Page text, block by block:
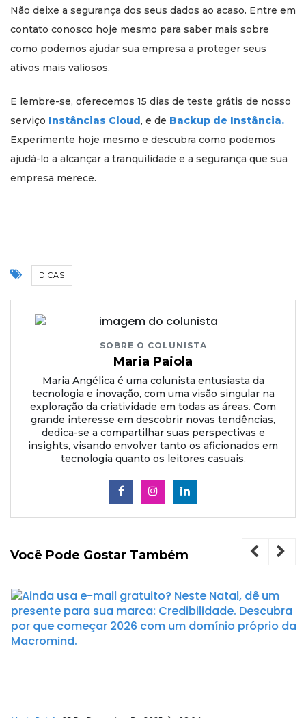
Não deixe a segurança dos seus dados ao acaso. Entre em
contato conosco hoje mesmo para saber mais sobre
como podemos ajudar sua empresa a proteger seus
ativos mais valiosos.
E lembre-se, oferecemos 15 dias de teste grátis de nosso
serviço Instâncias Cloud, e de Backup de Instância.
Experimente hoje mesmo e descubra como podemos
ajudá-lo a alcançar a tranquilidade e a segurança que sua
empresa merece.
DICAS
SOBRE O COLUNISTA
Maria Paiola
Maria Angélica é uma colunista entusiasta da
tecnologia e inovação, com uma visão singular na
exploração da criatividade em todas as áreas. Com
grande interesse em descobrir novas tendências,
dedica-se a compartilhar suas perspectivas e
insights, visando envolver tanto os aficionados em
tecnologia quanto os leitores casuais.
Você Pode Gostar Também